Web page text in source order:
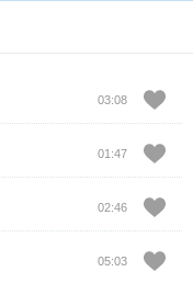
03:08
01:47
02:46
05:03